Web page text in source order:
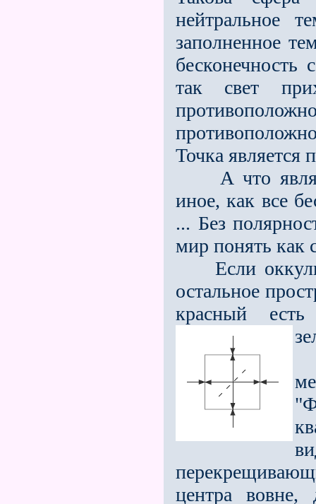
нейтральное
заполненное
бесконечность
так свет
Точка является
А что
иное, как все
... Без
мир понять как
Если
остальное
красный есть
центра